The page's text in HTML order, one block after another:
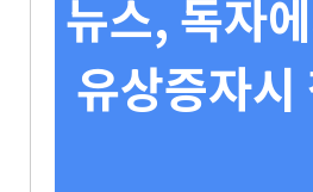
뉴스, 독자
유상증자